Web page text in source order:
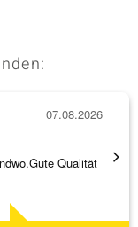
Qualität
07.08.2026
Die